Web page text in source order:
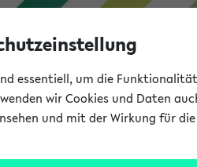
essentiell, um die
wir Cookies und Daten
und mit der Wirkung für